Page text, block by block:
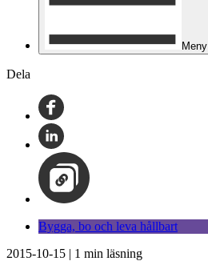
Meny
Dela
Bygga, bo och leva hållbart
2015-10-15 | 1 min läsning